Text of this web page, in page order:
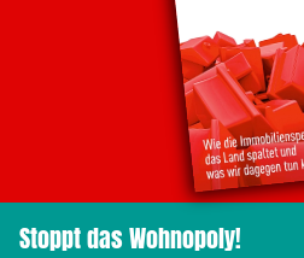
Stoppt das Wohnopoly!